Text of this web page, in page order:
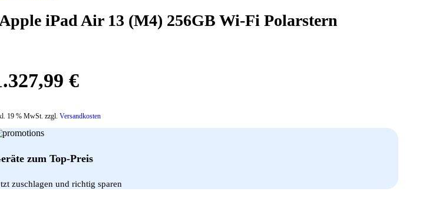
iPad Air 13 (M4) 256GB Wi-Fi Polarstern
€
19 % MwSt. zzgl. Versandkosten
zum Top-Preis
zuschlagen und richtig sparen